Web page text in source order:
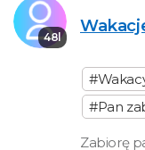
48l
#Pan
Zabiorę